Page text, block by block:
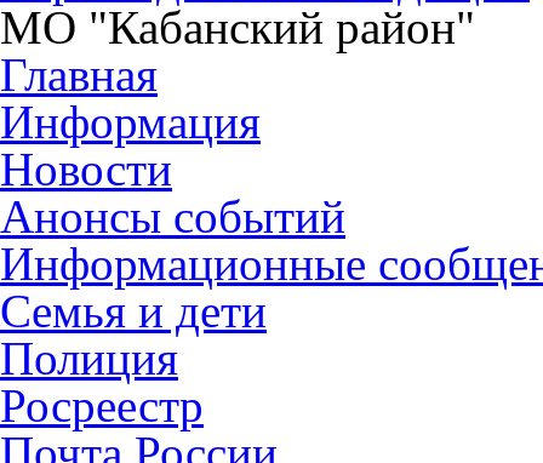
МО "Кабанский район"
Главная
Информация
Новости
Анонсы событий
Информационные
Семья и дети
Полиция
Росреестр